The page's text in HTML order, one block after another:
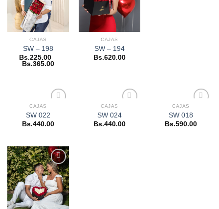
deseos
CAJAS
SW – 198
Bs.225.00–
Bs.365.00
deseos
CAJAS
SW – 194
Bs.620.00
a la
lista de
CAJAS
SW 022
Bs.440.00
a la
lista de
CAJAS
SW 024
Bs.440.00
a la
lista de
CAJAS
SW 018
Bs.590.00
Añadir
a la
lista de
deseos